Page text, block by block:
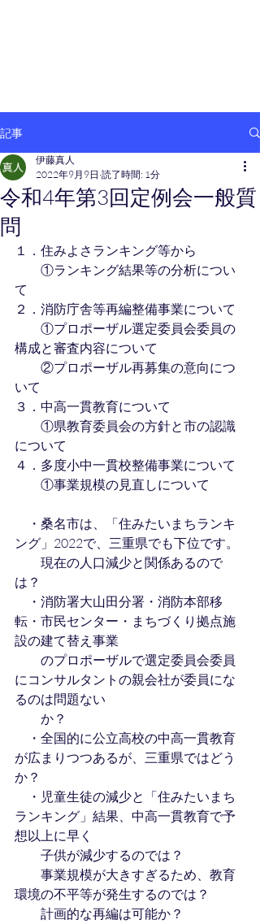
記事
令和4年第3回定例会一般質
問
伊藤真人
2022年9月9日 読了時間: 1分
１．住みよさランキング等から
①ランキング結果等の分析につい
て
２．消防庁舎等再編整備事業について
①プロポーザル選定委員会委員の
構成と審査内容について
②プロポーザル再募集の意向につ
いて
３．中高一貫教育について
①県教育委員会の方針と市の認識
について
４．多度小中一貫校整備事業について
①事業規模の見直しについて
・桑名市は、「住みたいまちランキ
ング」2022で、三重県でも下位です。
現在の人口減少と関係あるので
は？
・消防署大山田分署・消防本部移
転・市民センター・まちづくり拠点施
設の建て替え事業
のプロポーザルで選定委員会委員
にコンサルタントの親会社が委員にな
るのは問題ない
か？
・全国的に公立高校の中高一貫教育
が広まりつつあるが、三重県ではどう
か？
・児童生徒の減少と「住みたいまち
ランキング」結果、中高一貫教育で予
想以上に早く
子供が減少するのでは？
事業規模が大きすぎるため、教育
環境の不平等が発生するのでは？
計画的な再編は可能か？